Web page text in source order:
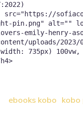
src="https://
pin.png" alt=""
emily-henry-
uploads/
width: 735px)
ebooks kobo kobo